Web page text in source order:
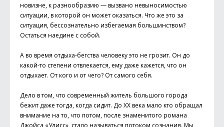
новизне, к разнообразию — вызвано невыносимостью
ситуации, в которой он может оказаться. Что же это за
ситуация, бессознательно избегаемая большинством?
Остаться наедине с собой.
А во время отдыха-бегства человеку это не грозит. Он до
какой-то степени отвлекается, ему даже кажется, что он
отдыхает. От кого и от чего? От самого себя.
Дело в том, что современный житель большого города
бежит даже тогда, когда сидит. До XX века мало кто обращал
внимание на то, что потом, после знаменитого романа
Джойса «Улисс», стало называться потоком сознания. Мы